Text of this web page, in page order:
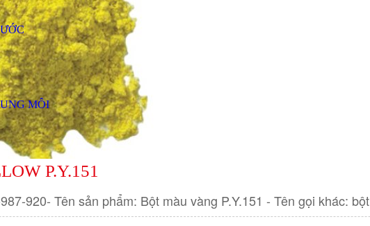
MÔI
P.Y.151
920- Tên sản phẩm: Bột màu vàng P.Y.151 - Tên gọi khác: